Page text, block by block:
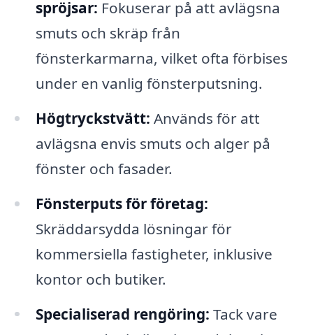
spröjsar: Fokuserar på att avlägsna
smuts och skräp från
fönsterkarmarna, vilket ofta förbises
under en vanlig fönsterputsning.
Högtryckstvätt: Används för att
avlägsna envis smuts och alger på
fönster och fasader.
Fönsterputs för företag:
Skräddarsydda lösningar för
kommersiella fastigheter, inklusive
kontor och butiker.
Specialiserad rengöring: Tack vare